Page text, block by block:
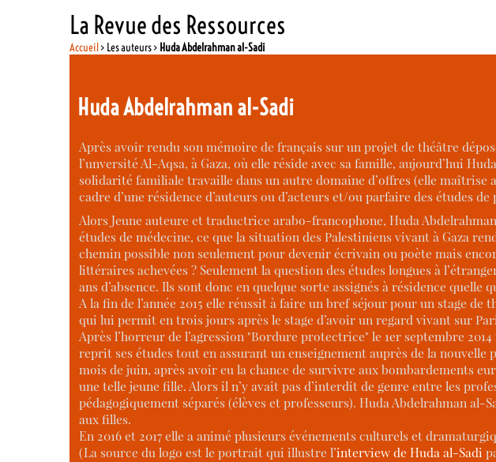
La Revue des Ressources
Accueil> Les auteurs > Huda Abdelrahman al-Sadi
Huda Abdelrahman al-Sadi
Après avoir rendu son mémoire de français sur un projet de théâtre
l’unversité Al-Aqsa, à Gaza, où elle réside avec sa famille, aujourd’hui
solidarité familiale travaille dans un autre domaine d’offres (elle maîtrise
cadre d’une résidence d’auteurs ou d’acteurs et/ou parfaire des études
Alors Jeune auteure et traductrice arabo-francophone, Huda
études de médecine, ce que la situation des Palestiniens vivant à Gaza
chemin possible non seulement pour devenir écrivain ou poète mais
littéraires achevées ? Seulement la question des études longues à
ans d’absence. Ils sont donc en quelque sorte assignés à résidence
A la fin de l’année 2015 elle réussit à faire un bref séjour pour un stage
qui lui permit en trois jours après le stage d’avoir un regard vivant sur
Après l’horreur de l’agression "Bordure protectrice" le 1er septembre
reprit ses études tout en assurant un enseignement auprès de la
mois de juin, après avoir eu la chance de survivre aux bombardements
une telle jeune fille. Alors il n’y avait pas d’interdit de genre entre les
pédagogiquement séparés (élèves et professeurs). Huda Abdelrahman
aux filles.
En 2016 et 2017 elle a animé plusieurs événements culturels et
(La source du logo est le portrait qui illustre l’interview de Huda al-Sadi